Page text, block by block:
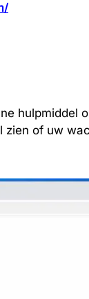
hulpmiddel
of uw